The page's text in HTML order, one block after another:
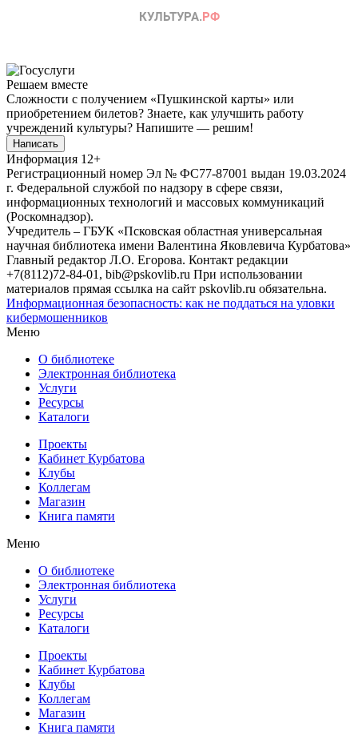
Решаем вместе
Сложности с получением «Пушкинской карты» или
приобретением билетов? Знаете, как улучшить работу
учреждений культуры? Напишите — решим!
Написать
Информация 12+
Регистрационный номер Эл № ФС77-87001 выдан 19.03.2024
г. Федеральной службой по надзору в сфере связи,
информационных технологий и массовых коммуникаций
(Роскомнадзор).
Учредитель – ГБУК «Псковская областная универсальная
научная библиотека имени Валентина Яковлевича Курбатова»
Главный редактор Л.О. Егорова. Контакт редакции
+7(8112)72-84-01, bib@pskovlib.ru При использовании
материалов прямая ссылка на сайт pskovlib.ru обязательна.
Информационная безопасность: как не поддаться на уловки
кибермошенников
Меню
О библиотеке
Электронная библиотека
Услуги
Ресурсы
Каталоги
Проекты
Кабинет Курбатова
Клубы
Коллегам
Магазин
Книга памяти
Меню
О библиотеке
Электронная библиотека
Услуги
Ресурсы
Каталоги
Проекты
Кабинет Курбатова
Клубы
Коллегам
Магазин
Книга памяти